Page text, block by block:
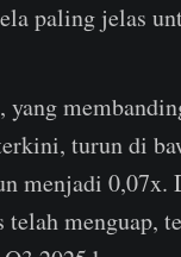
paling jelas
yang
turun di
menjadi 0,07x.
menguap,